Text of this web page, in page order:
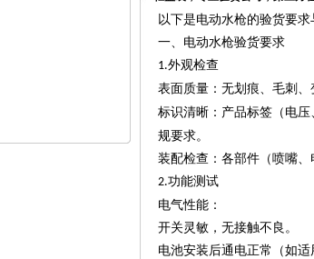
品公司，服装检品，鞋子检品公
以下是电动水枪的验货要求
一、电动水枪验货要求
1.外观检查
表面质量：无划痕、毛刺
标识清晰：产品标签（电
规要求。
装配检查：各部件（喷嘴、
2.功能测试
电气性能：
开关灵敏，无接触不良。
电池安装后通电正常（如适